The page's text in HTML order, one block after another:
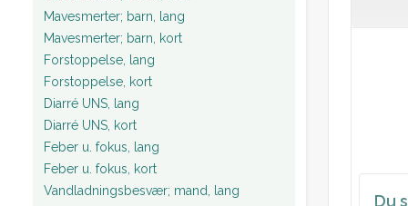
Mavesmerter; barn, lang
Mavesmerter; barn, kort
Forstoppelse, lang
Forstoppelse, kort
Diarré UNS, lang
Diarré UNS, kort
Feber u. fokus, lang
Feber u. fokus, kort
Vandladningsbesvær; mand, lang
Du